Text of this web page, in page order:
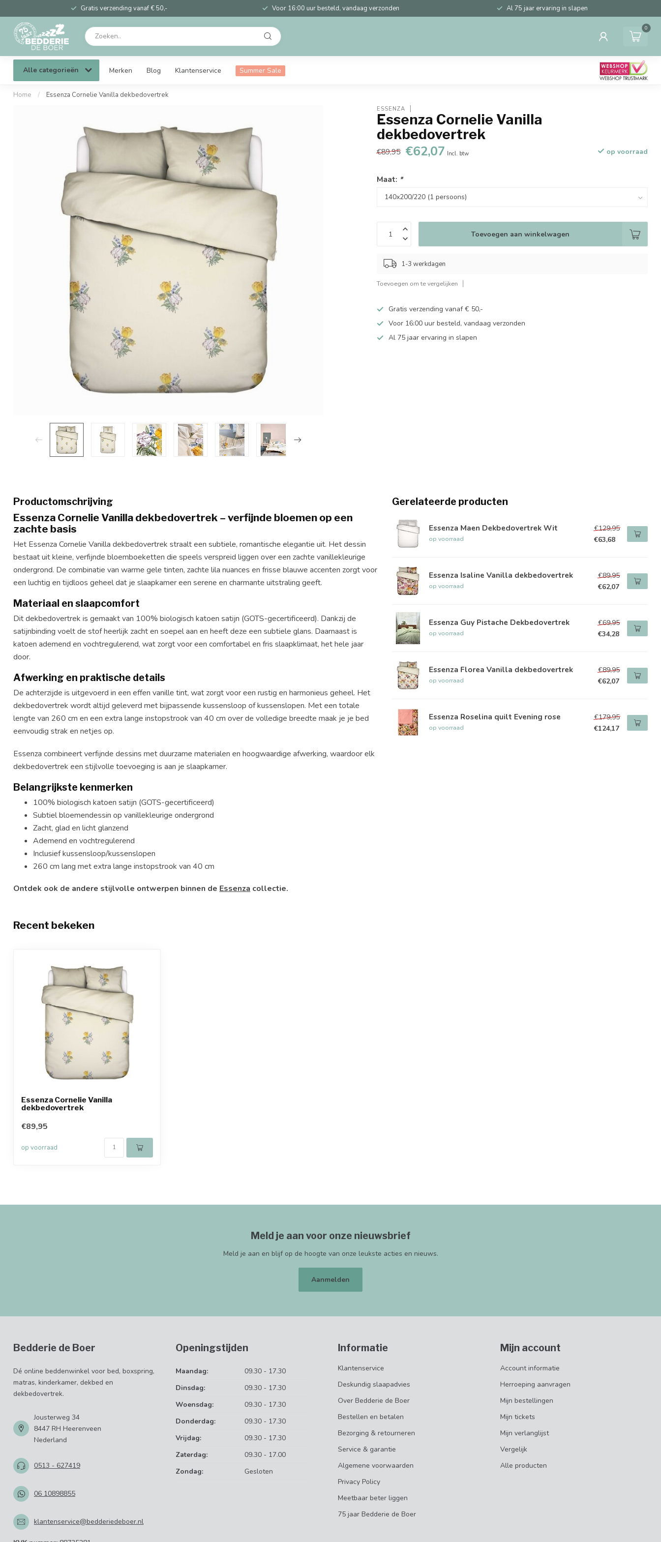
Gratis verzending vanaf € 50,- Voor 16:00 uur besteld, vandaag verzonden Al 75 jaar ervaring in slapen
0
Alle categorieën Merken Blog Klantenservice Summer Sale
Home / Essenza Cornelie Vanilla dekbedovertrek
ESSENZA
Essenza Cornelie Vanilla
dekbedovertrek
€89,95 €62,07 Incl. btw op voorraad
Maat: *
Toevoegen aan winkelwagen
1-3 werkdagen
Toevoegen om te vergelijken
Gratis verzending vanaf € 50,-
Voor 16:00 uur besteld, vandaag verzonden
Al 75 jaar ervaring in slapen
Productomschrijving
Essenza Cornelie Vanilla dekbedovertrek – verfijnde bloemen op een
zachte basis
Het Essenza Cornelie Vanilla dekbedovertrek straalt een subtiele, romantische elegantie uit. Het dessin
bestaat uit kleine, verfijnde bloemboeketten die speels verspreid liggen over een zachte vanillekleurige
ondergrond. De combinatie van warme gele tinten, zachte lila nuances en frisse blauwe accenten zorgt voor
een luchtig en tijdloos geheel dat je slaapkamer een serene en charmante uitstraling geeft.
Materiaal en slaapcomfort
Dit dekbedovertrek is gemaakt van 100% biologisch katoen satijn (GOTS-gecertificeerd). Dankzij de
satijnbinding voelt de stof heerlijk zacht en soepel aan en heeft deze een subtiele glans. Daarnaast is
katoen ademend en vochtregulerend, wat zorgt voor een comfortabel en fris slaapklimaat, het hele jaar
door.
Afwerking en praktische details
De achterzijde is uitgevoerd in een effen vanille tint, wat zorgt voor een rustig en harmonieus geheel. Het
dekbedovertrek wordt altijd geleverd met bijpassende kussensloop of kussenslopen. Met een totale
lengte van 260 cm en een extra lange instopstrook van 40 cm over de volledige breedte maak je je bed
eenvoudig strak en netjes op.
Essenza combineert verfijnde dessins met duurzame materialen en hoogwaardige afwerking, waardoor elk
dekbedovertrek een stijlvolle toevoeging is aan je slaapkamer.
Belangrijkste kenmerken
100% biologisch katoen satijn (GOTS-gecertificeerd)
Subtiel bloemendessin op vanillekleurige ondergrond
Zacht, glad en licht glanzend
Ademend en vochtregulerend
Inclusief kussensloop/kussenslopen
260 cm lang met extra lange instopstrook van 40 cm
Ontdek ook de andere stijlvolle ontwerpen binnen de Essenza collectie.
Gerelateerde producten
Essenza Maen Dekbedovertrek Wit
op voorraad
€129,95
€63,68
Essenza Isaline Vanilla dekbedovertrek
op voorraad
€89,95
€62,07
Essenza Guy Pistache Dekbedovertrek
op voorraad
€69,95
€34,28
Essenza Florea Vanilla dekbedovertrek
op voorraad
€89,95
€62,07
Essenza Roselina quilt Evening rose
op voorraad
€179,95
€124,17
Recent bekeken
Essenza Cornelie Vanilla
dekbedovertrek
€89,95
op voorraad
Meld je aan voor onze nieuwsbrief
Meld je aan en blijf op de hoogte van onze leukste acties en nieuws.
Aanmelden
Bedderie de Boer
Dé online beddenwinkel voor bed, boxspring,
matras, kinderkamer, dekbed en
dekbedovertrek.
Jousterweg 34
8447 RH Heerenveen
Nederland
0513 - 627419
06 10898855
klantenservice@bedderiedeboer.nl
Openingstijden
Maandag:
09.30 - 17.30
Dinsdag:
09.30 - 17.30
Woensdag:
09.30 - 17.30
Donderdag:
09.30 - 17.30
Vrijdag:
09.30 - 17.30
Zaterdag:
09.30 - 17.00
Zondag:
Gesloten
Informatie
Klantenservice
Deskundig slaapadvies
Over Bedderie de Boer
Bestellen en betalen
Bezorging & retourneren
Service & garantie
Algemene voorwaarden
Privacy Policy
Meetbaar beter liggen
75 jaar Bedderie de Boer
Mijn account
Account informatie
Herroeping aanvragen
Mijn bestellingen
Mijn tickets
Mijn verlanglijst
Vergelijk
Alle producten